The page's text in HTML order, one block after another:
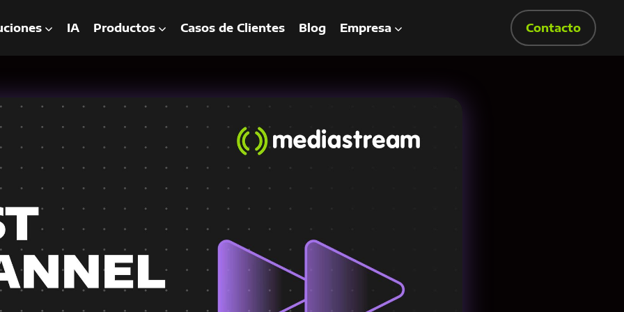
IA Productos Casos de Clientes Blog Empresa Contacto